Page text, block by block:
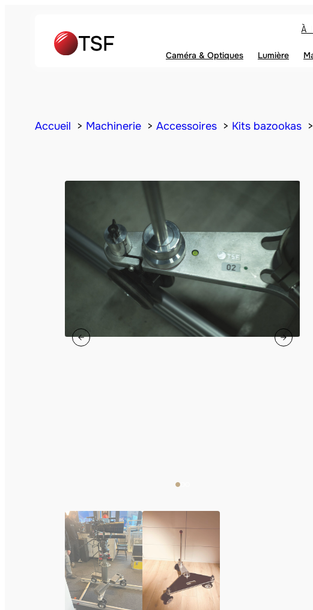
À
Caméra & Optiques Lumière
Accueil Machinerie Accessoires Kits bazookas